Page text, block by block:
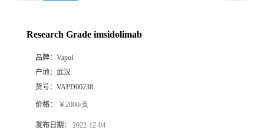
Research Grade imsidolimab
品牌： Vapol
产地： 武汉
货号： VAPD00238
价格： ￥2000/支
发布日期： 2022-12-04